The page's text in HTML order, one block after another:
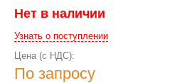
Нет в наличии
Узнать о поступлении
Цена (с НДС):
По запросу